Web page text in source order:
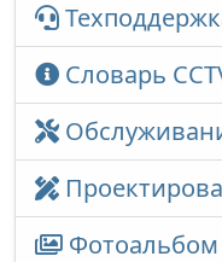
Словарь
Фотоальбом